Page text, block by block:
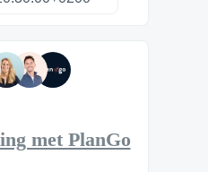
met PlanGo